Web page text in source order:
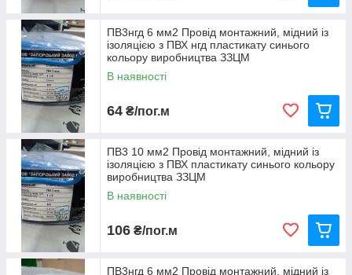
ПВ3нгд 6 мм2 Провід монтажний, мідний із
ізоляцією з ПВХ нгд пластикату синього
кольору виробництва ЗЗЦМ
В наявності
64 ₴/пог.м
ПВ3 10 мм2 Провід монтажний, мідний із
ізоляцією з ПВХ пластикату синього кольору
виробництва ЗЗЦМ
В наявності
106 ₴/пог.м
ПВ3нгд 6 мм2 Провід монтажний, мідний із